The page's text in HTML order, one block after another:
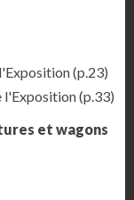
(p.23)
l'Exposition(p.33)
et wagons